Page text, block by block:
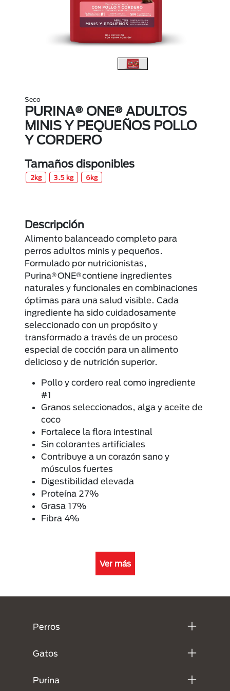
Seco
PURINA® ONE® ADULTOS
MINIS Y PEQUEÑOS POLLO
Y CORDERO
Tamaños disponibles
2kg 3.5 kg 6kg
Descripción
Alimento balanceado completo para
perros adultos minis y pequeños.
Formulado por nutricionistas,
Purina® ONE® contiene ingredientes
naturales y funcionales en combinaciones
óptimas para una salud visible. Cada
ingrediente ha sido cuidadosamente
seleccionado con un propósito y
transformado a través de un proceso
especial de cocción para un alimento
delicioso y de nutrición superior.
Pollo y cordero real como ingrediente
#1
Granos seleccionados, alga y aceite de
coco
Fortalece la flora intestinal
Sin colorantes artificiales
Contribuye a un corazón sano y
músculos fuertes
Digestibilidad elevada
Proteína 27%
Grasa 17%
Fibra 4%
Ver más
Perros
Gatos
Purina